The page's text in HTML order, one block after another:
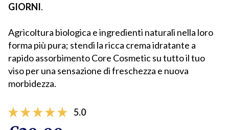
GIORNI.
Agricoltura biologica e ingredienti naturali nella loro
forma più pura; stendi la ricca crema idratante a
rapido assorbimento Core Cosmetic su tutto il tuo
viso per una sensazione di freschezza e nuova
morbidezza.
5.0